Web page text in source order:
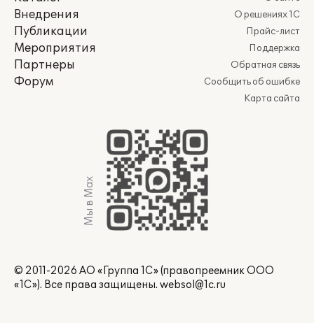
Внедрения
Публикации
Мероприятия
Партнеры
Форум
О решениях 1С
Прайс-лист
Поддержка
Обратная связь
Сообщить об ошибке
Карта сайта
Мы в Max
© 2011-2026 АО «Группа 1С» (правопреемник ООО
«1С»). Все права защищены. websol@1c.ru